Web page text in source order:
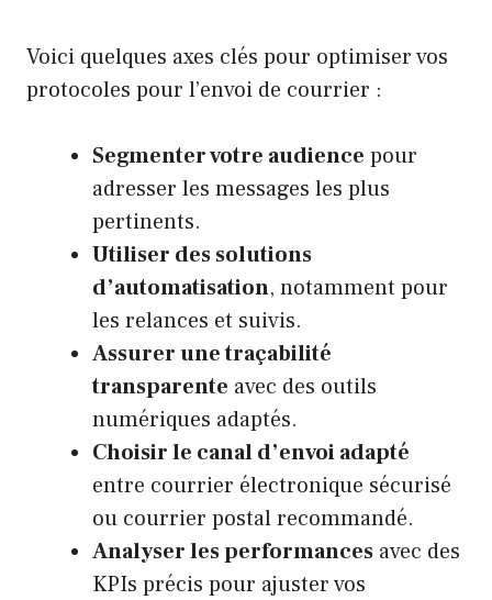
Voici quelques axes clés pour optimiser vos
protocoles pour l’envoi de courrier :
Segmenter votre audience pour
adresser les messages les plus
pertinents.
Utiliser des solutions
d’automatisation, notamment pour
les relances et suivis.
Assurer une traçabilité
transparente avec des outils
numériques adaptés.
Choisir le canal d’envoi adapté
entre courrier électronique sécurisé
ou courrier postal recommandé.
Analyser les performances avec des
KPIs précis pour ajuster vos